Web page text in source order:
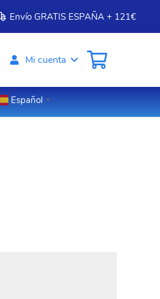
Envío GRATIS ESPAÑA + 121€
Mi cuenta
Español ▼